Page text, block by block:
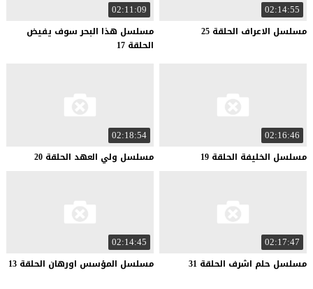
02:14:55
مسلسل الاعراف الحلقة 25
02:11:09
مسلسل هذا البحر سوف يفيض
الحلقة 17
02:16:46
مسلسل الخليفة الحلقة 19
02:18:54
مسلسل ولي العهد الحلقة 20
02:17:47
مسلسل حلم اشرف الحلقة 31
02:14:45
مسلسل المؤسس اورهان الحلقة 13